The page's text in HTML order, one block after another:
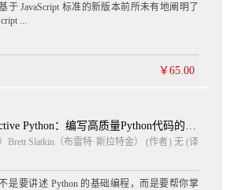
于 JavaScript 标准的新版本前所未有地阐明了
...
￥65.00
）Brett Slatkin（布雷特·斯拉特金） (作者) 无 (译
是要讲述 Python 的基础编程，而是要帮你掌